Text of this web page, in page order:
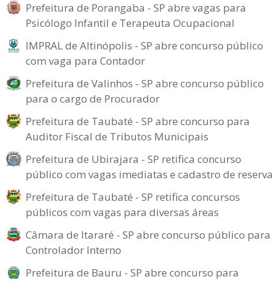
Prefeitura de Porangaba - SP abre vagas para
Psicólogo Infantil e Terapeuta Ocupacional
IMPRAL de Altinópolis - SP abre concurso público
com vaga para Contador
Prefeitura de Valinhos - SP abre concurso público
para o cargo de Procurador
Prefeitura de Taubaté - SP abre concurso para
Auditor Fiscal de Tributos Municipais
Prefeitura de Ubirajara - SP retifica concurso
público com vagas imediatas e cadastro de reserva
Prefeitura de Taubaté - SP retifica concursos
públicos com vagas para diversas áreas
Câmara de Itararé - SP abre concurso público para
Controlador Interno
Prefeitura de Bauru - SP abre concurso para